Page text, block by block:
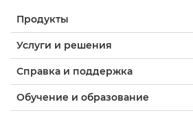
Продукты
Услуги и решения
Справка и поддержка
Обучение и образование